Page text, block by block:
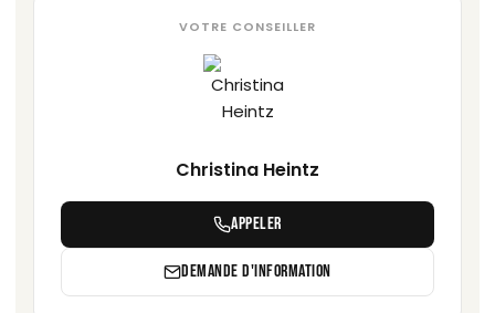
VOTRE CONSEILLER
Christina Heintz
APPELER
DEMANDE D'INFORMATION